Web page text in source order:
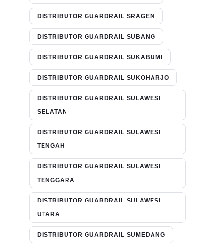
DISTRIBUTOR GUARDRAIL SRAGEN
DISTRIBUTOR GUARDRAIL SUBANG
DISTRIBUTOR GUARDRAIL SUKABUMI
DISTRIBUTOR GUARDRAIL SUKOHARJO
DISTRIBUTOR GUARDRAIL SULAWESI
SELATAN
DISTRIBUTOR GUARDRAIL SULAWESI
TENGAH
DISTRIBUTOR GUARDRAIL SULAWESI
TENGGARA
DISTRIBUTOR GUARDRAIL SULAWESI
UTARA
DISTRIBUTOR GUARDRAIL SUMEDANG